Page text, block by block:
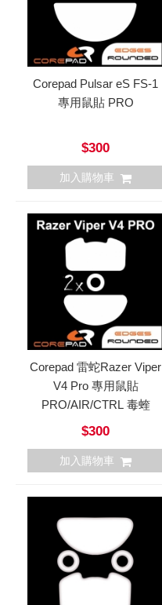
Corepad Pulsar eS FS-1
專用鼠貼 PRO
$300
加入購物車
Corepad 雷蛇Razer Viper
V4 Pro 專用鼠貼
PRO/AIR/CTRL 毒蝰
$300
加入購物車